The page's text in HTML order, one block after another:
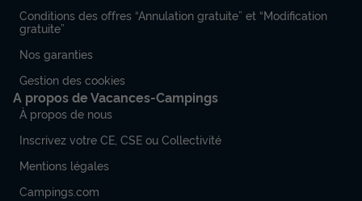
Conditions des offres “Annulation gratuite” et “Modification
gratuite”
Nos garanties
Gestion des cookies
A propos de Vacances-Campings
À propos de nous
Inscrivez votre CE, CSE ou Collectivité
Mentions légales
Campings.com